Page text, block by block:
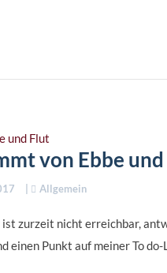
von Ebbe
Allgemein
zurzeit nicht erreichbar,
einen Punkt auf meiner To